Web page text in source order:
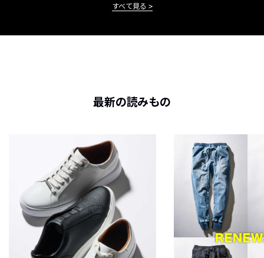
すべて見る
最新の読みもの